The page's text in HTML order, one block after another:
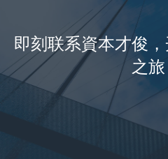
即刻联系資本才俊
之旅